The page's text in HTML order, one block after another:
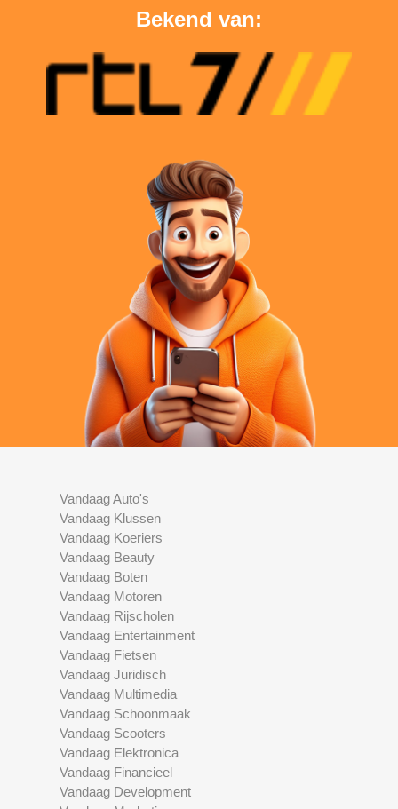
Bekend van:
Vandaag Auto's
Vandaag Klussen
Vandaag Koeriers
Vandaag Beauty
Vandaag Boten
Vandaag Motoren
Vandaag Rijscholen
Vandaag Entertainment
Vandaag Fietsen
Vandaag Juridisch
Vandaag Multimedia
Vandaag Schoonmaak
Vandaag Scooters
Vandaag Elektronica
Vandaag Financieel
Vandaag Development